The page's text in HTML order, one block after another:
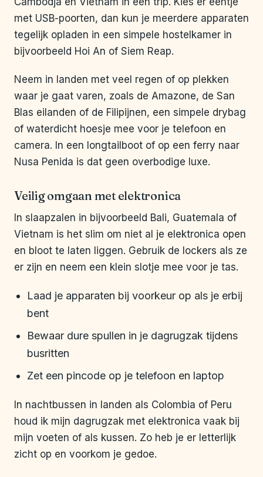
met USB-poorten, dan kun je meerdere apparaten
tegelijk opladen in een simpele hostelkamer in
bijvoorbeeld Hoi An of Siem Reap.
Neem in landen met veel regen of op plekken
waar je gaat varen, zoals de Amazone, de San
Blas eilanden of de Filipijnen, een simpele drybag
of waterdicht hoesje mee voor je telefoon en
camera. In een longtailboot of op een ferry naar
Nusa Penida is dat geen overbodige luxe.
Veilig omgaan met elektronica
In slaapzalen in bijvoorbeeld Bali, Guatemala of
Vietnam is het slim om niet al je elektronica open
en bloot te laten liggen. Gebruik de lockers als ze
er zijn en neem een klein slotje mee voor je tas.
Laad je apparaten bij voorkeur op als je erbij
bent
Bewaar dure spullen in je dagrugzak tijdens
busritten
Zet een pincode op je telefoon en laptop
In nachtbussen in landen als Colombia of Peru
houd ik mijn dagrugzak met elektronica vaak bij
mijn voeten of als kussen. Zo heb je er letterlijk
zicht op en voorkom je gedoe.